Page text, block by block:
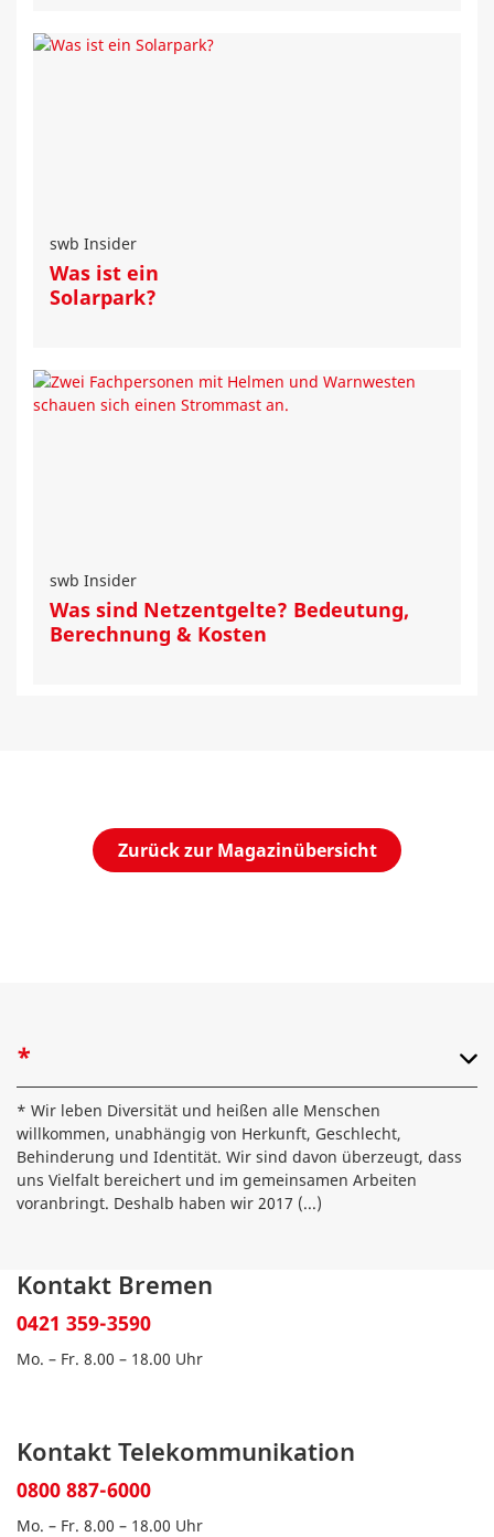
swb Insider
Was ist ein
Solarpark?
swb Insider
Was sind Netzentgelte? Bedeutung,
Berechnung & Kosten
Zurück zur Magazinübersicht
*
* Wir leben Diversität und heißen alle Menschen
willkommen, unabhängig von Herkunft, Geschlecht,
Behinderung und Identität. Wir sind davon überzeugt, dass
uns Vielfalt bereichert und im gemeinsamen Arbeiten
voranbringt. Deshalb haben wir 2017 (...)
Kontakt Bremen
0421 359-3590
Mo. – Fr. 8.00 – 18.00 Uhr
Kontakt Telekommunikation
0800 887-6000
Mo. – Fr. 8.00 – 18.00 Uhr